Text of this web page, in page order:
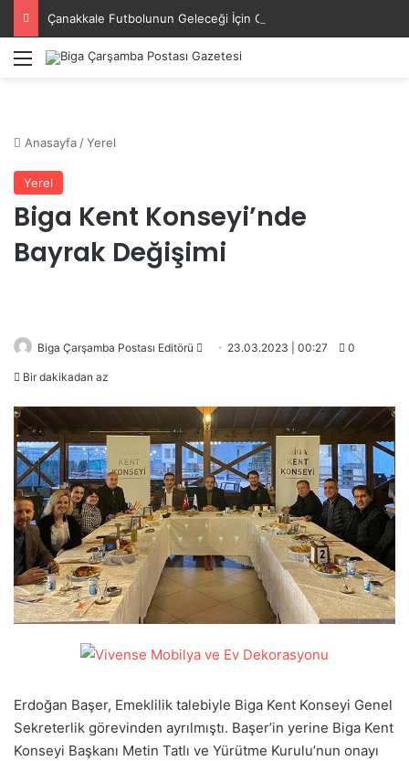
Çanakkale Futbolunun Geleceği İçin Güç Birliği
Menü
Anasayfa /Yerel
Yerel
Biga Kent Konseyi’nde
Bayrak Değişimi
Biga Çarşamba Postası Editörü
göndermek
23.03.2023 | 00:27 0
Bir dakikadan az
Erdoğan Başer, Emeklilik talebiyle Biga Kent Konseyi Genel
Sekreterlik görevinden ayrılmıştı. Başer’in yerine Biga Kent
Konseyi Başkanı Metin Tatlı ve Yürütme Kurulu’nun onayı